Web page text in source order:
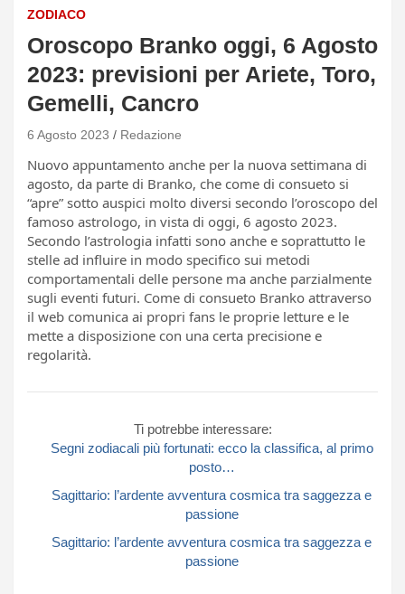
ZODIACO
Oroscopo Branko oggi, 6 Agosto
2023: previsioni per Ariete, Toro,
Gemelli, Cancro
6 Agosto 2023 Redazione
Nuovo appuntamento anche per la nuova settimana di
agosto, da parte di Branko, che come di consueto si
“apre” sotto auspici molto diversi secondo l’oroscopo del
famoso astrologo, in vista di oggi, 6 agosto 2023.
Secondo l’astrologia infatti sono anche e soprattutto le
stelle ad influire in modo specifico sui metodi
comportamentali delle persone ma anche parzialmente
sugli eventi futuri. Come di consueto Branko attraverso
il web comunica ai propri fans le proprie letture e le
mette a disposizione con una certa precisione e
regolarità.
Ti potrebbe interessare:
Segni zodiacali più fortunati: ecco la classifica, al primo
posto…
Sagittario: l’ardente avventura cosmica tra saggezza e
passione
Sagittario: l’ardente avventura cosmica tra saggezza e
passione